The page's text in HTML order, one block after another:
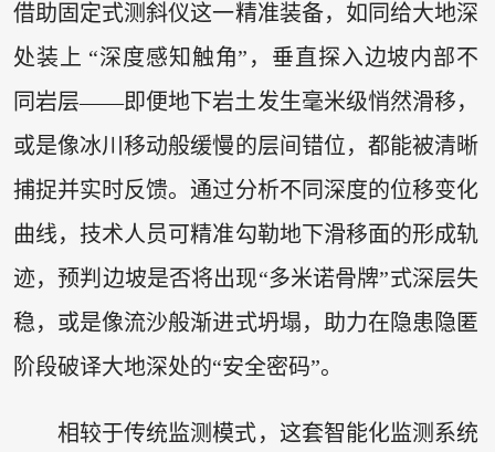
借助固定式测斜仪这一精准装备，如同给大地深
处装上 “深度感知触角”，垂直探入边坡内部不
同岩层——即便地下岩土发生毫米级悄然滑移，
或是像冰川移动般缓慢的层间错位，都能被清晰
捕捉并实时反馈。通过分析不同深度的位移变化
曲线，技术人员可精准勾勒地下滑移面的形成轨
迹，预判边坡是否将出现“多米诺骨牌”式深层失
稳，或是像流沙般渐进式坍塌，助力在隐患隐匿
阶段破译大地深处的“安全密码”。
相较于传统监测模式，这套智能化监测系统